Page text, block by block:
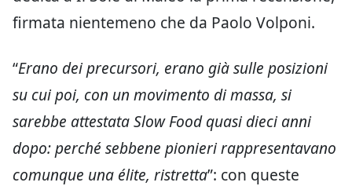
firmata nientemeno che da Paolo Volponi.
“Erano dei precursori, erano già sulle posizioni
su cui poi, con un movimento di massa, si
sarebbe attestata Slow Food quasi dieci anni
dopo: perché sebbene pionieri rappresentavano
comunque una élite, ristretta”: con queste